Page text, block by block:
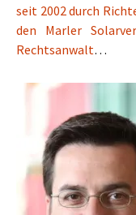
seit 2002 durch
den Marler
Rechtsanwalt…